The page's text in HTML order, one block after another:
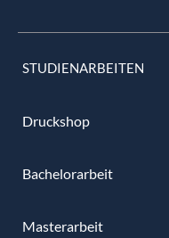
STUDIENARBEITEN
Druckshop
Bachelorarbeit
Masterarbeit